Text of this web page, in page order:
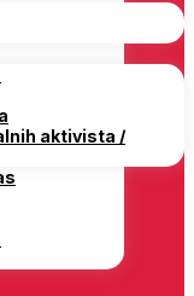
aktivista /